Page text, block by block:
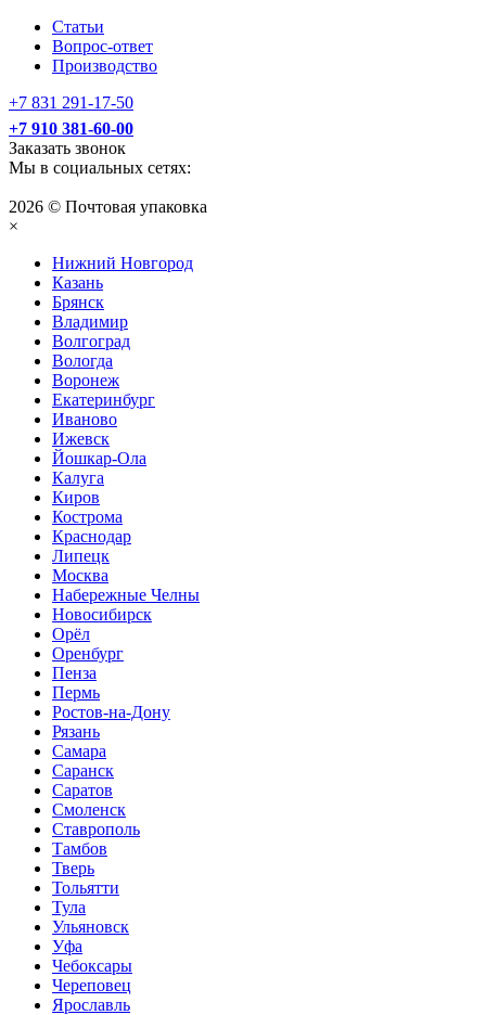
Статьи
Вопрос-ответ
Производство
+7 831 291-17-50
+7 910 381-60-00
Заказать звонок
Мы в социальных сетях:
2026 © Почтовая упаковка
×
Нижний Нoвгород
Казань
Брянск
Владимир
Волгоград
Вологда
Воронеж
Екатеринбург
Иваново
Ижевск
Йошкар-Ола
Калуга
Киров
Кострома
Краснодар
Липецк
Москва
Набережные Челны
Новосибирск
Орёл
Оренбург
Пенза
Пермь
Ростов-на-Дону
Рязань
Самара
Саранск
Саратов
Смоленск
Ставрополь
Тамбов
Тверь
Тольятти
Тула
Ульяновск
Уфа
Чебоксары
Череповец
Ярославль